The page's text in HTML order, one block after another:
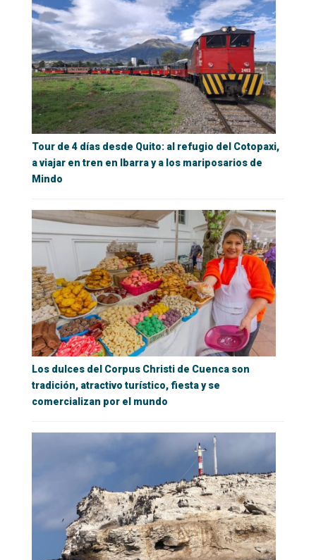
Tour de 4 días desde Quito: al refugio del Cotopaxi,
a viajar en tren en Ibarra y a los mariposarios de
Mindo
Los dulces del Corpus Christi de Cuenca son
tradición, atractivo turístico, fiesta y se
comercializan por el mundo